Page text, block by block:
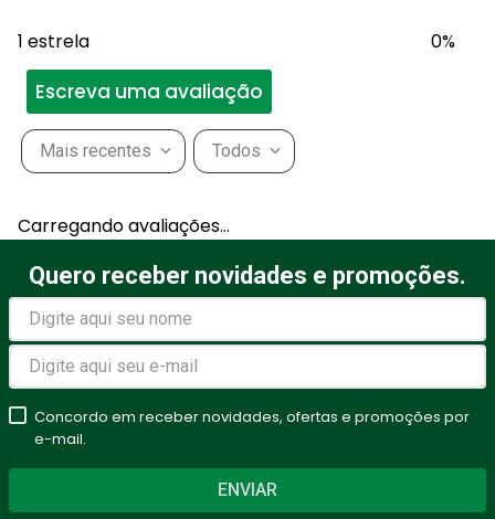
1 estrela 0%
Escreva uma avaliação
Avalie o produto de 1 a 5
estrelas
★★★★★
Seu nome
Mais recentes Todos
Carregando avaliações…
Quero receber novidades e promoções.
Concordo em receber novidades, ofertas e promoções por
e-mail.
ENVIAR